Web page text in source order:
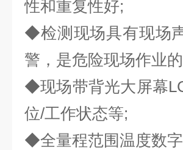
性和重复性好;
◆检测现场具有现场
警，是危险现场作业
◆现场带背光大屏幕
位/工作状态等;
◆全量程范围温度数